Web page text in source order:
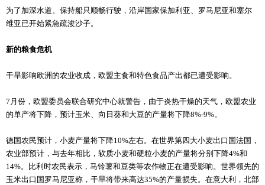
为了加深水道、保持船只顺畅行驶，沿岸国家保加利亚、罗马尼亚和塞尔
维亚已开始紧急疏浚沙子。
新的粮食危机
干旱影响欧洲的农业收成，欧盟主食和特色食品产出都已遭受影响。
7月份，欧盟委员会联合研究中心就警告，由于炎热干燥的天气，欧盟农业
的单产将下降，预计玉米、向日葵和大豆的产量将下降8%-9%。
德国农民预计，小麦产量将下降10%左右。在世界第四大小麦出口国法国，
农业部预计，与去年相比，软质小麦和硬粒小麦的产量将分别下降4%和
14%。比利时农民表示，马铃薯和豆类等农作物正在遭受影响。世界领先的
玉米出口国罗马尼亚称，干旱将带来高达35%的产量损失。在意大利，北部